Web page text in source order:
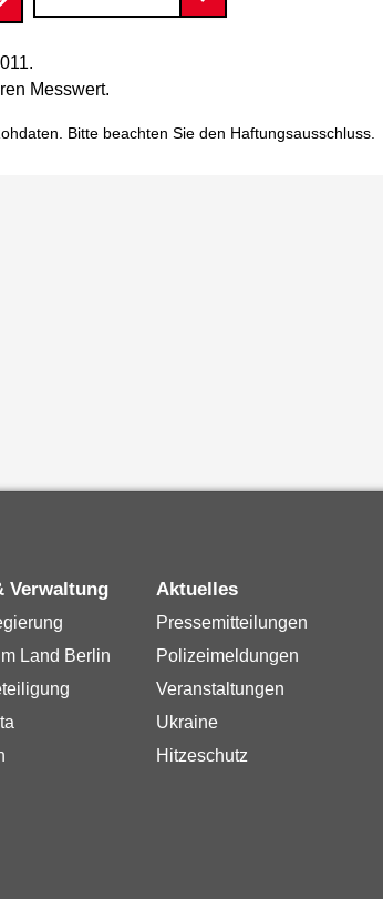
Messwert.
Bitte beachten Sie den Haftungsausschluss.
Verwaltung
Land Berlin
Aktuelles
Pressemitteilungen
Polizeimeldungen
Veranstaltungen
Ukraine
Hitzeschutz